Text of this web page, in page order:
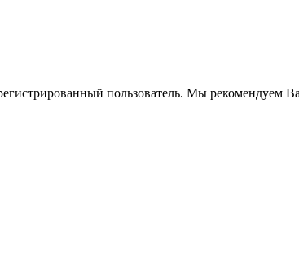
пользователь. Мы рекомендуем